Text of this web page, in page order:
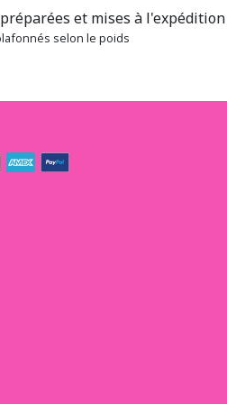
et mises à
selon le poids